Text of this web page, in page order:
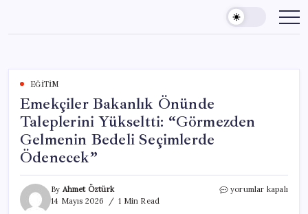
content
EĞITIM
Emekçiler Bakanlık Önünde
Taleplerini Yükseltti: “Görmezden
Gelmenin Bedeli Seçimlerde
Ödenecek”
By Ahmet Öztürk
14 Mayıs 2026
1 Min Read
Emekçiler
yorumlar kapalı